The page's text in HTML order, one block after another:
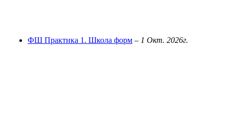
ФШ Практика 1. Школа форм – 1 Окт. 2026г.